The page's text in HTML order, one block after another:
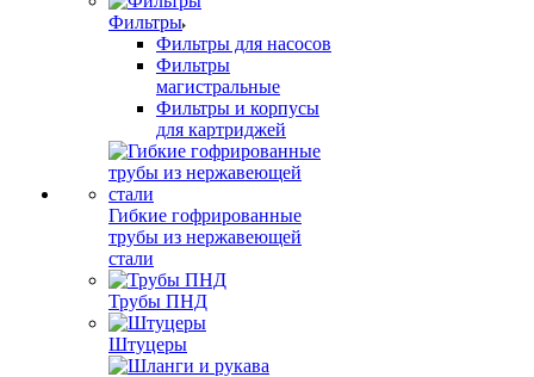
Фильтры
Фильтры для насосов
Фильтры
магистральные
Фильтры и корпусы
для картриджей
Гибкие гофрированные
трубы из нержавеющей
стали
Трубы ПНД
Штуцеры